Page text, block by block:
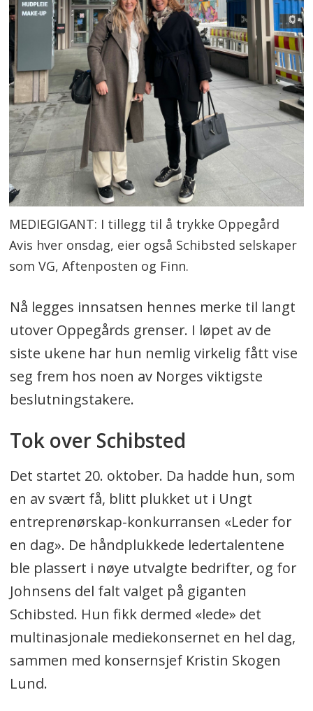
MEDIEGIGANT: I tillegg til å trykke Oppegård
Avis hver onsdag, eier også Schibsted selskaper
som VG, Aftenposten og Finn.
Nå legges innsatsen hennes merke til langt
utover Oppegårds grenser. I løpet av de
siste ukene har hun nemlig virkelig fått vise
seg frem hos noen av Norges viktigste
beslutningstakere.
Tok over Schibsted
Det startet 20. oktober. Da hadde hun, som
en av svært få, blitt plukket ut i Ungt
entreprenørskap-konkurransen «Leder for
en dag». De håndplukkede ledertalentene
ble plassert i nøye utvalgte bedrifter, og for
Johnsens del falt valget på giganten
Schibsted. Hun fikk dermed «lede» det
multinasjonale mediekonsernet en hel dag,
sammen med konsernsjef Kristin Skogen
Lund.